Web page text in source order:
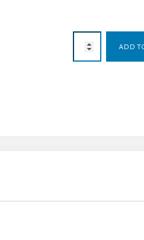
ADD